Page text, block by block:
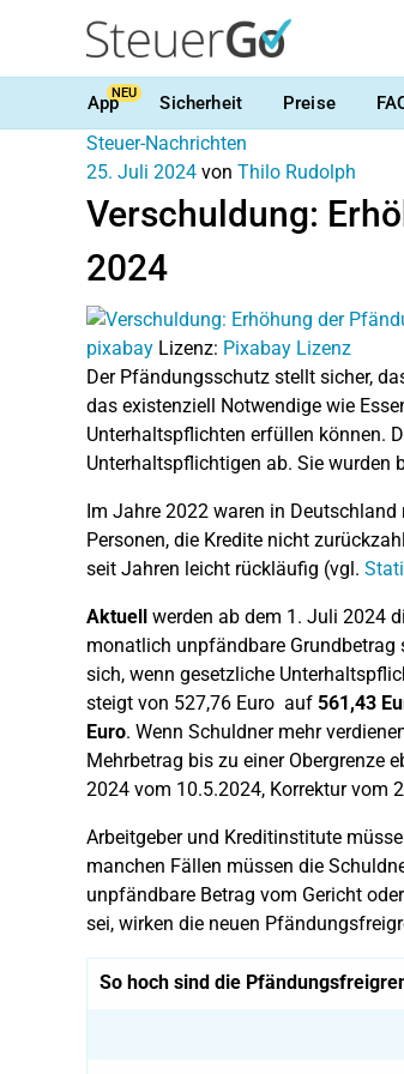
AppNEU Sicherheit Preise
Steuer-Nachrichten
25. Juli 2024 von Thilo Rudolph
Verschuldung:
2024
pixabay Lizenz: Pixabay Lizenz
Der Pfändungsschutz stellt sicher,
das existenziell Notwendige wie
Unterhaltspflichten erfüllen können.
Unterhaltspflichtigen ab. Sie wurden
Im Jahre 2022 waren in
Personen, die Kredite nicht
seit Jahren leicht rückläufig (vgl.
Aktuell werden ab dem 1. Juli 2024
monatlich unpfändbare
sich, wenn gesetzliche
steigt von 527,76 Euro auf 561,43
Euro. Wenn Schuldner mehr
Mehrbetrag bis zu einer Obergrenze
2024 vom 10.5.2024, Korrektur vom
Arbeitgeber und Kreditinstitute
manchen Fällen müssen die
unpfändbare Betrag vom Gericht
sei, wirken die neuen
So hoch sind die